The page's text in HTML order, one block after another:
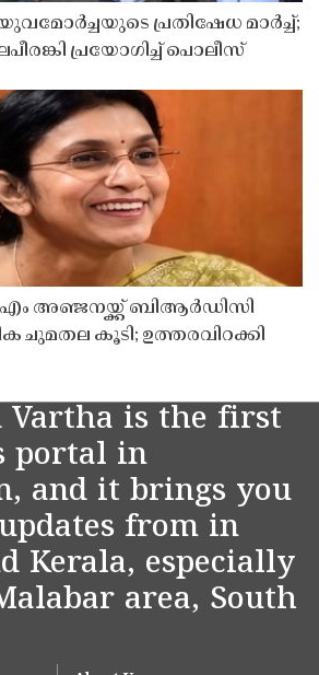
യുവമോർച്ചയുടെ പ്രതിഷേധ മാർച്ച്;
പ്രയോഗിച്ച് പൊലീസ്
എം അഞ്ജനയ്ക്ക് ബിആർഡിസി
ചുമതല കൂടി; ഉത്തരവിറക്കി
Vartha is the first
portal in
and it brings you
from in
Kerala, especially
area, South